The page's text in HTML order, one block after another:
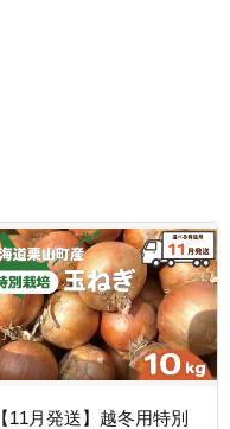
【11月発送】越冬用特別